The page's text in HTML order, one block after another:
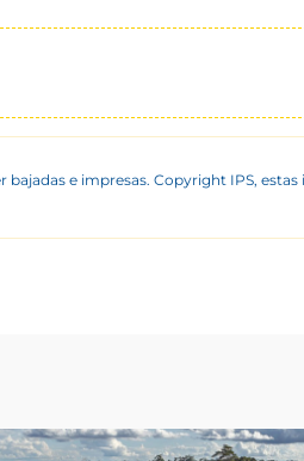
e impresas. Copyright IPS, estas